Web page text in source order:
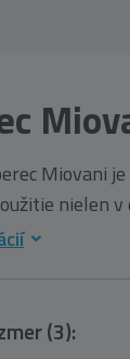
Miovani
nielen v
(3):